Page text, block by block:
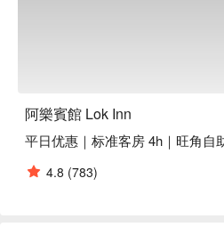
阿樂賓館 Lok Inn
平日优惠｜标准客房 4h｜旺角自
4.8 (783)